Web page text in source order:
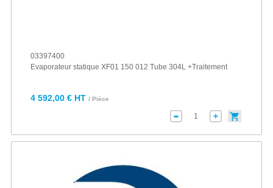
03397400
Evaporateur statique XF01 150 012 Tube 304L +Traitement
4 592,00 € HT / Pièce